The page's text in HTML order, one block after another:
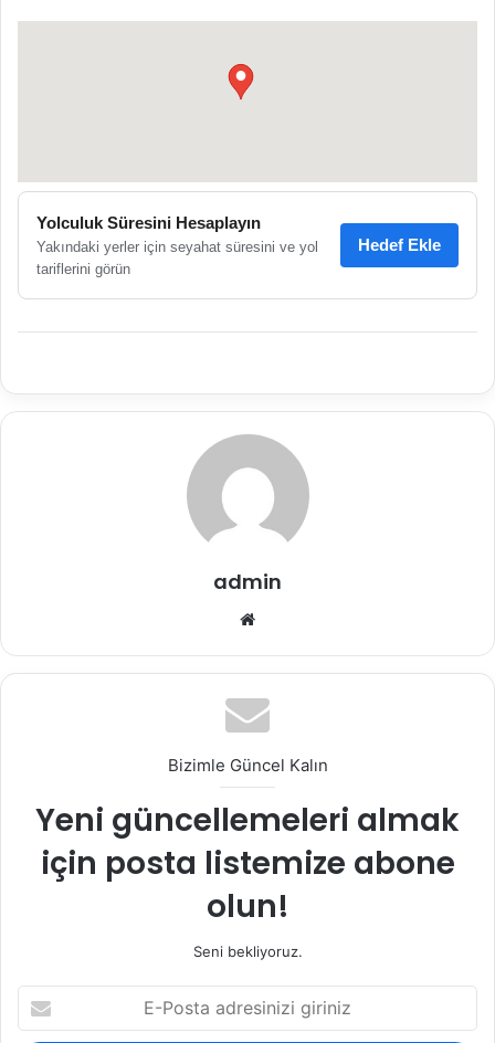
●
Yolculuk Süresini Hesaplayın
Yakındaki yerler için seyahat süresini ve yol
tariflerini görün
Hedef Ekle
admin
Bizimle Güncel Kalın
Yeni güncellemeleri almak
için posta listemize abone
olun!
Seni bekliyoruz.
Posta